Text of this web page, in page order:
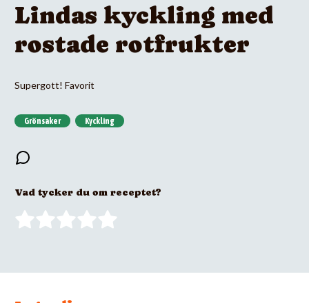
Lindas kyckling med
rostade rotfrukter
Supergott! Favorit
Grönsaker Kyckling
Vad tycker du om receptet?